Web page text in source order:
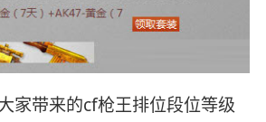
家带来的cf枪王排位段位等级